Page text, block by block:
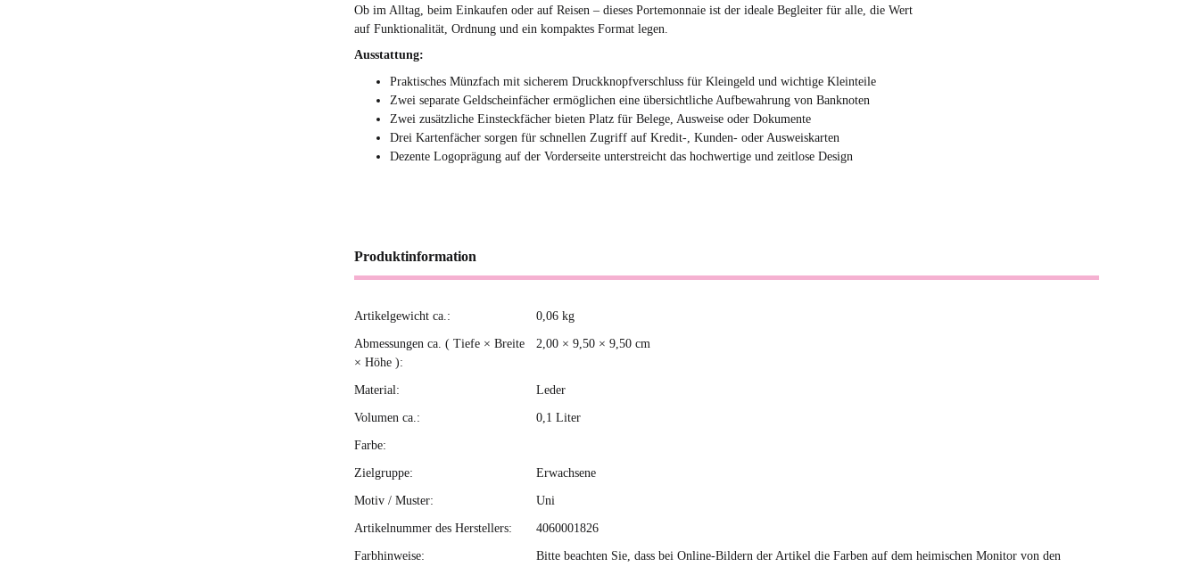
Ob im Alltag, beim Einkaufen oder auf Reisen – dieses Portemonnaie ist der ideale Begleiter für alle, die Wert
auf Funktionalität, Ordnung und ein kompaktes Format legen.
Ausstattung:
Praktisches Münzfach mit sicherem Druckknopfverschluss für Kleingeld und wichtige Kleinteile
Zwei separate Geldscheinfächer ermöglichen eine übersichtliche Aufbewahrung von Banknoten
Zwei zusätzliche Einsteckfächer bieten Platz für Belege, Ausweise oder Dokumente
Drei Kartenfächer sorgen für schnellen Zugriff auf Kredit-, Kunden- oder Ausweiskarten
Dezente Logoprägung auf der Vorderseite unterstreicht das hochwertige und zeitlose Design
Produktinformation
Produkteigenschaft
Wert
Artikelgewicht ca.: 0,06 kg
Abmessungen ca. ( Tiefe × Breite
× Höhe ):
2,00 × 9,50 × 9,50 cm
Material: Leder
Volumen ca.: 0,1 Liter
Farbe:
Zielgruppe: Erwachsene
Motiv / Muster: Uni
Artikelnummer des Herstellers: 4060001826
Farbhinweise:
Bitte beachten Sie, dass bei Online-Bildern der Artikel die Farben auf dem heimischen Monitor von den